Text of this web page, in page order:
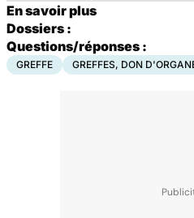
En savoir plus
Dossiers :
Questions/réponses :
GREFFE GREFFES, DON